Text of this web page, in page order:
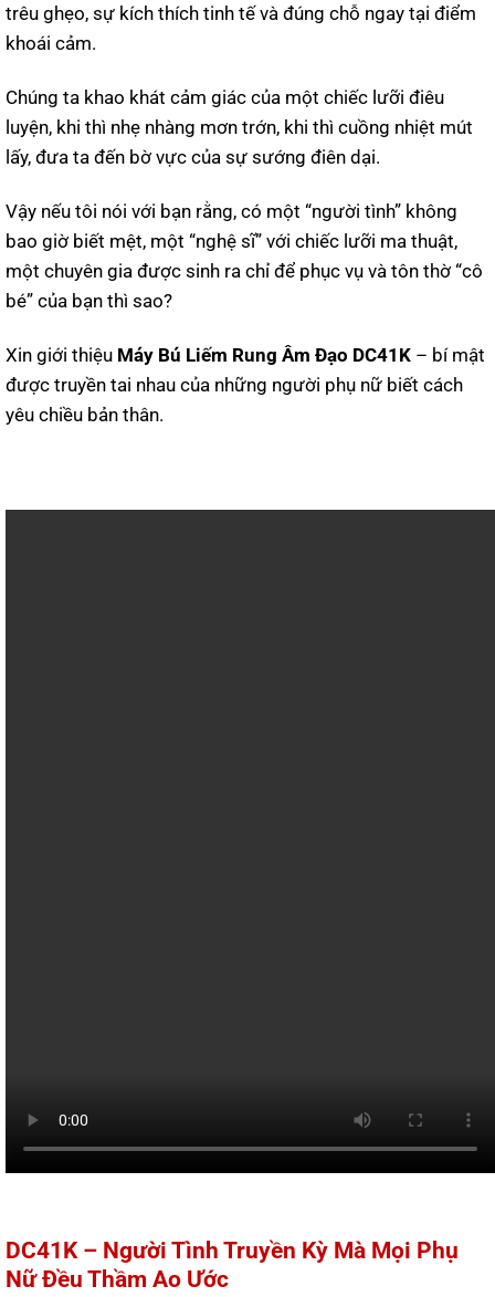
trêu ghẹo, sự kích thích tinh tế và đúng chỗ ngay tại điểm
khoái cảm.
Chúng ta khao khát cảm giác của một chiếc lưỡi điêu
luyện, khi thì nhẹ nhàng mơn trớn, khi thì cuồng nhiệt mút
lấy, đưa ta đến bờ vực của sự sướng điên dại.
Vậy nếu tôi nói với bạn rằng, có một “người tình” không
bao giờ biết mệt, một “nghệ sĩ” với chiếc lưỡi ma thuật,
một chuyên gia được sinh ra chỉ để phục vụ và tôn thờ “cô
bé” của bạn thì sao?
Xin giới thiệu Máy Bú Liếm Rung Âm Đạo DC41K – bí mật
được truyền tai nhau của những người phụ nữ biết cách
yêu chiều bản thân.
DC41K – Người Tình Truyền Kỳ Mà Mọi Phụ
Nữ Đều Thầm Ao Ước